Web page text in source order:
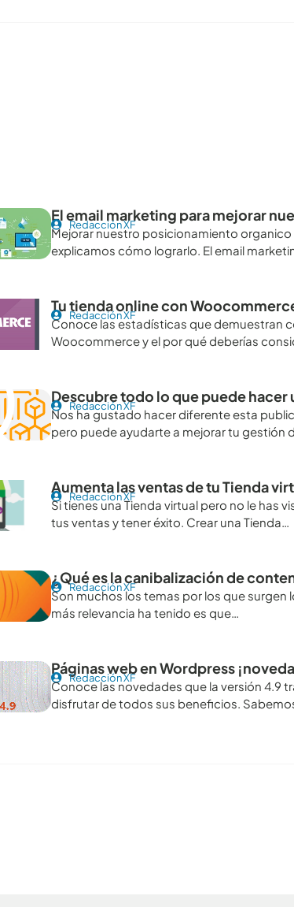
El email marketing para mejorar
Redacción XF
Mejorar nuestro posicionamiento
explicamos cómo lograrlo. El email
Tu tienda online con
Redacción XF
Conoce las estadísticas que demuestran
Woocommerce y el por qué deberías
Descubre todo lo que puede hacer
Redacción XF
Nos ha gustado hacer diferente esta
pero puede ayudarte a mejorar tu gestión
Aumenta las ventas de tu Tienda
Redacción XF
Si tienes una Tienda virtual pero no le
tus ventas y tener éxito. Crear una Tienda…
¿Qué es la canibalización de
Redacción XF
Son muchos los temas por los que surgen
más relevancia ha tenido es que…
Páginas web en Wordpress
Redacción XF
Conoce las novedades que la versión 4.9
disfrutar de todos sus beneficios.